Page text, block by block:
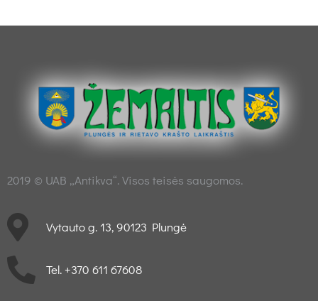
2019 © UAB „Antikva“. Visos teisės saugomos.
Vytauto g. 13, 90123 Plungė
Tel. +370 611 67608